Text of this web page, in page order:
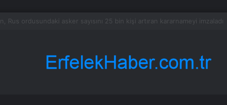
Saldırıda Hayatını Kaybeden Selçuk Karaman’ın Ailesi AYM’ye Başvurdu